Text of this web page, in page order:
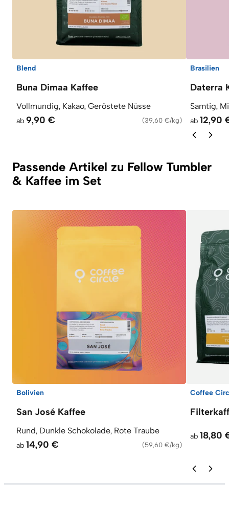
Blend
Buna Dimaa Kaffee
Vollmundig, Kakao, Geröstete Nüsse
ab 9,90 € (39,60 €/kg)
Brasilien
Daterra
Samtig,
ab 12,90
Passende Artikel zu Fellow Tumbler
& Kaffee im Set
Bolivien
San José Kaffee
Rund, Dunkle Schokolade, Rote Traube
ab 14,90 € (59,60 €/kg)
Coffee
ab 18,80